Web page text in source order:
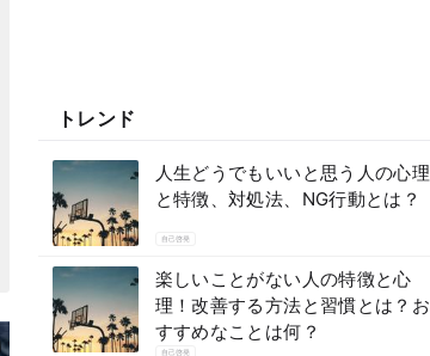
トレンド
人生どうでもいいと思う人の心理
と特徴、対処法、NG行動とは？
自己啓発
楽しいことがない人の特徴と心
理！改善する方法と習慣とは？お
すすめなことは何？
自己啓発